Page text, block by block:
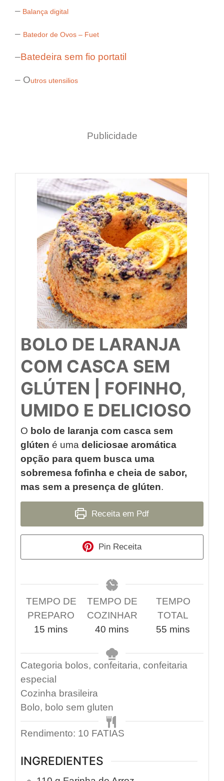
– Balança digital
– Batedor de Ovos – Fuet
–Batedeira sem fio portatil
– Outros utensilios
Publicidade
BOLO DE LARANJA
COM CASCA SEM
GLÚTEN | FOFINHO,
UMIDO E DELICIOSO
O bolo de laranja com casca sem
glúten é uma deliciosae aromática
opção para quem busca uma
sobremesa fofinha e cheia de sabor,
mas sem a presença de glúten.
Receita em Pdf
Pin Receita
TEMPO DE
PREPARO
15 mins
TEMPO DE
COZINHAR
40 mins
TEMPO
TOTAL
55 mins
Categoria bolos, confeitaria, confeitaria
especial
Cozinha brasileira
Bolo, bolo sem gluten
Rendimento: 10 FATIAS
INGREDIENTES